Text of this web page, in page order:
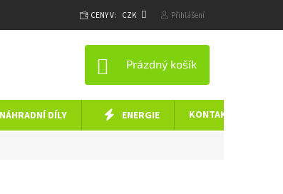
CENY V: CZK Přihlášení
NÁKUPNÍ KOŠÍK
Prázdný košík
NÁHRADNÍ DÍLY ENERGIE KONTAKTY